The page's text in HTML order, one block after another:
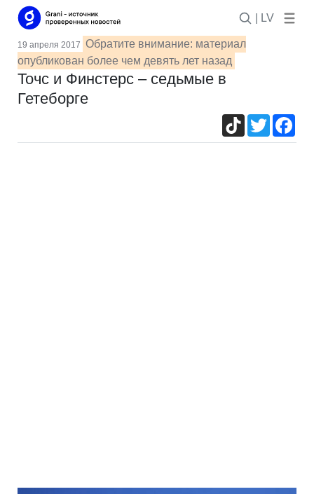
| LV
19 апреля 2017 Обратите внимание: материал
опубликован более чем девять лет назад
Точс и Финстерс – седьмые в
Гетеборге
TikTokTwitter